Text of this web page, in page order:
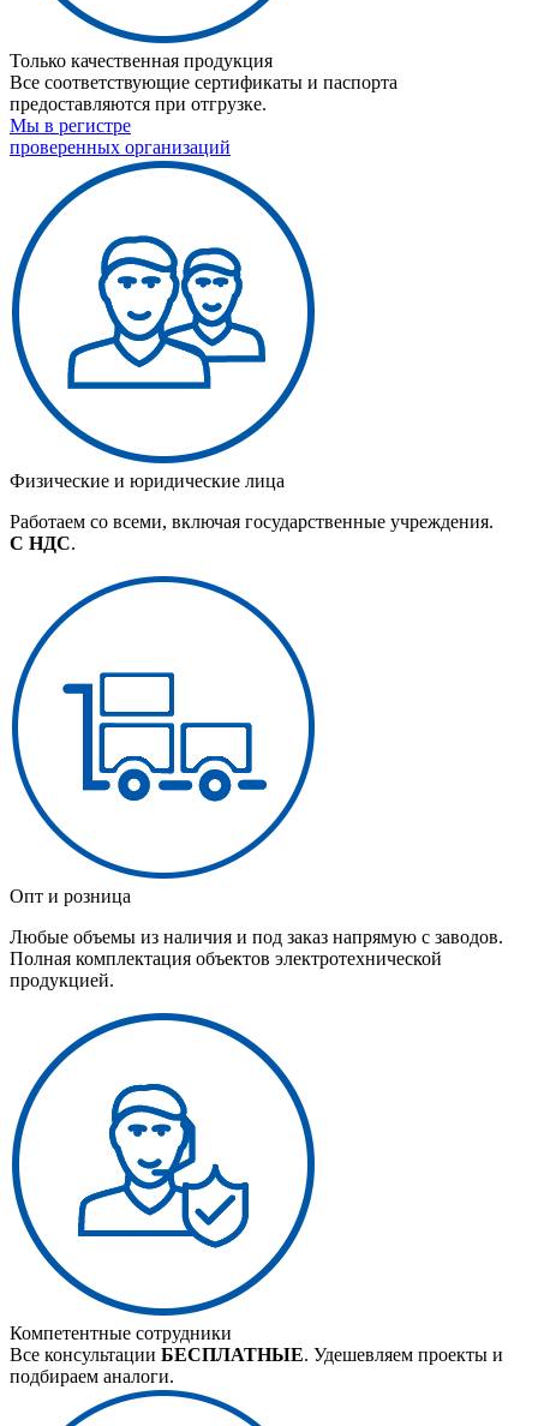
Только качественная продукция
Все соответствующие сертификаты и паспорта
предоставляются при отгрузке.
Мы в регистре
проверенных организаций
Физические и юридические лица
Работаем со всеми, включая государственные учреждения.
С НДС.
Опт и розница
Любые объемы из наличия и под заказ напрямую с заводов.
Полная комплектация объектов электротехнической
продукцией.
Компетентные сотрудники
Все консультации БЕСПЛАТНЫЕ. Удешевляем проекты и
подбираем аналоги.